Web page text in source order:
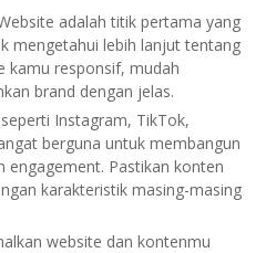
adalah titik pertama yang
mengetahui lebih lanjut tentang
kamu responsif, mudah
brand dengan jelas.
Instagram, TikTok,
berguna untuk membangun
engagement. Pastikan konten
karakteristik masing-masing
website dan kontenmu